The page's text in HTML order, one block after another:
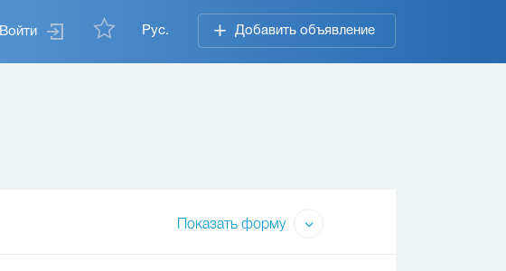
Войти Рус. Добавить объявление
Показать форму